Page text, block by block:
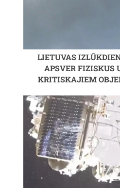
LIETUVAS
APSVER FIZISKUS
KRITISKAJIEM